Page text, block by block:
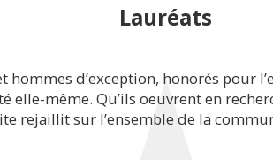
Lauréats
hommes d’exception, honorés pour
elle-même. Qu’ils oeuvrent en
rejaillit sur l’ensemble de la